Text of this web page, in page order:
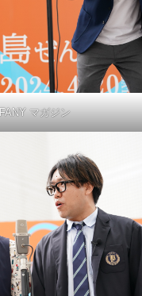
FANY マガジン